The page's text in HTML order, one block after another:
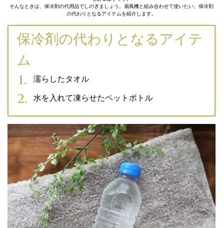
そんなときは、保冷剤の代用品でしのぎましょう。扇風機と組み合わせて使いたい、保冷剤
の代わりとなるアイテムを紹介します。
保冷剤の代わりとなるアイテ
ム
濡らしたタオル
水を入れて凍らせたペットボトル